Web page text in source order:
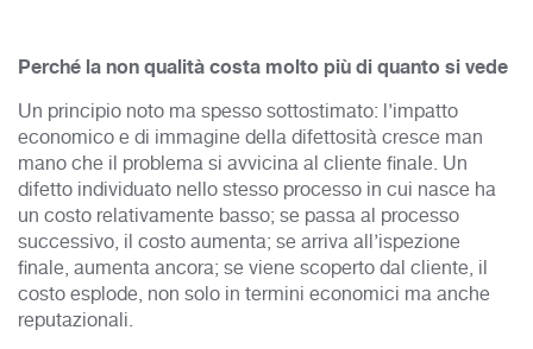
Perché la non qualità costa molto più di quanto si vede
Un principio noto ma spesso sottostimato: l’impatto
economico e di immagine della difettosità cresce man
mano che il problema si avvicina al cliente finale. Un
difetto individuato nello stesso processo in cui nasce ha
un costo relativamente basso; se passa al processo
successivo, il costo aumenta; se arriva all’ispezione
finale, aumenta ancora; se viene scoperto dal cliente, il
costo esplode, non solo in termini economici ma anche
reputazionali.